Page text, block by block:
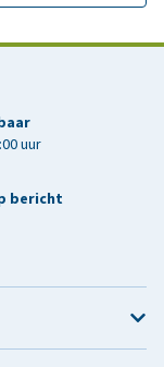
uur
bericht